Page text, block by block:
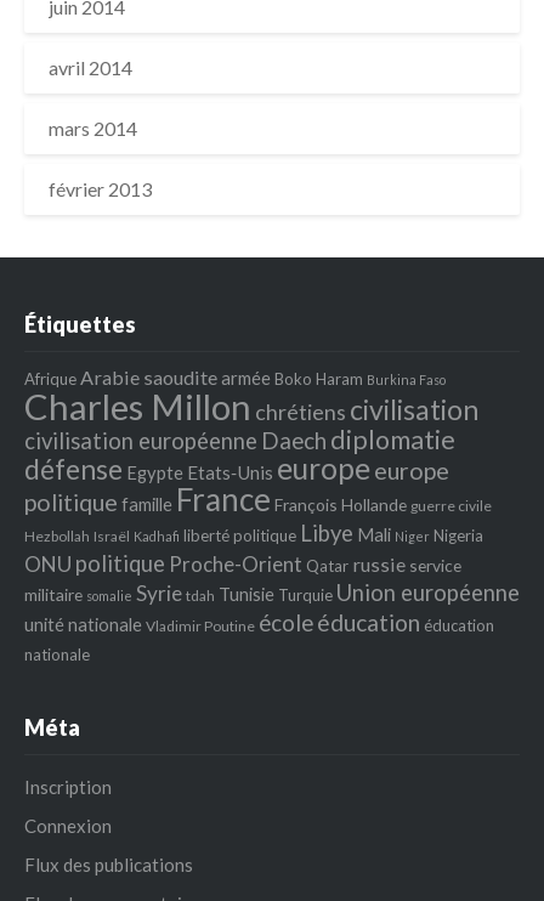
juin 2014
avril 2014
mars 2014
février 2013
Étiquettes
AfriqueArabie saoudite armée Boko Haram Burkina Faso
Charles Millon chrétiens civilisation
civilisation européenne Daech diplomatie
défense Egypte Etats‐Unis europeeurope
politique famille France François Hollande guerre civile
Hezbollah Israël Kadhafi liberté politique Libye Mali Niger Nigeria
ONU politique Proche-Orient Qatar russie service
militaire somalie Syrie tdah Tunisie Turquie Union européenne
unité nationale Vladimir Poutine écoleéducation éducation
nationale
Méta
Inscription
Connexion
Flux des publications